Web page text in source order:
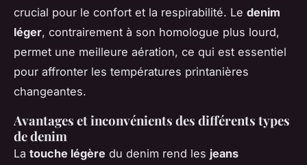
crucial pour le confort et la respirabilité. Le denim
léger, contrairement à son homologue plus lourd,
permet une meilleure aération, ce qui est essentiel
pour affronter les températures printanières
changeantes.
Avantages et inconvénients des différents types
de denim
La touche légère du denim rend les jeans